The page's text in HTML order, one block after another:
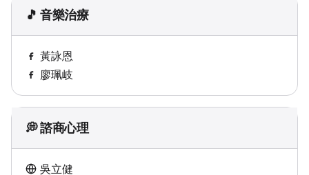
🎵 音樂治療
黃詠恩
廖珮岐
💭 諮商心理
吳立健